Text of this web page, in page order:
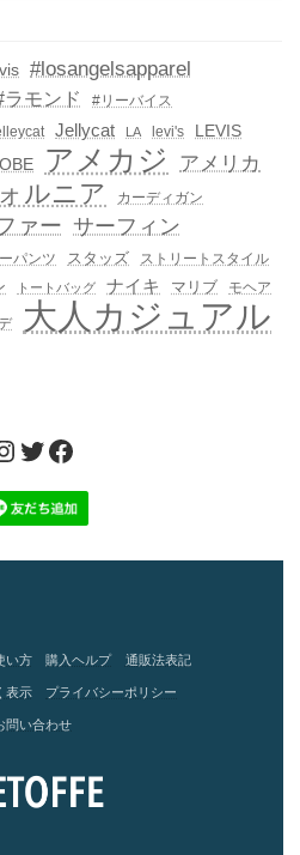
#losangelsapparel
ラモンド
#リーバイス
Jellycat LA levi's
LEVIS
アメカジ アメリカ
ルニア カーディガン
ァー サーフィン
パンツ スタッズ ストリートスタイル
トートバッグ ナイキ マリブ モヘア
大人カジュアル
Twitter
Facebook
い方 購入ヘルプ 通販法表記
表示 プライバシーポリシー
問い合わせ